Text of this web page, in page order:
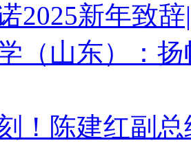
2025新年致
（山东）：
！陈建红副